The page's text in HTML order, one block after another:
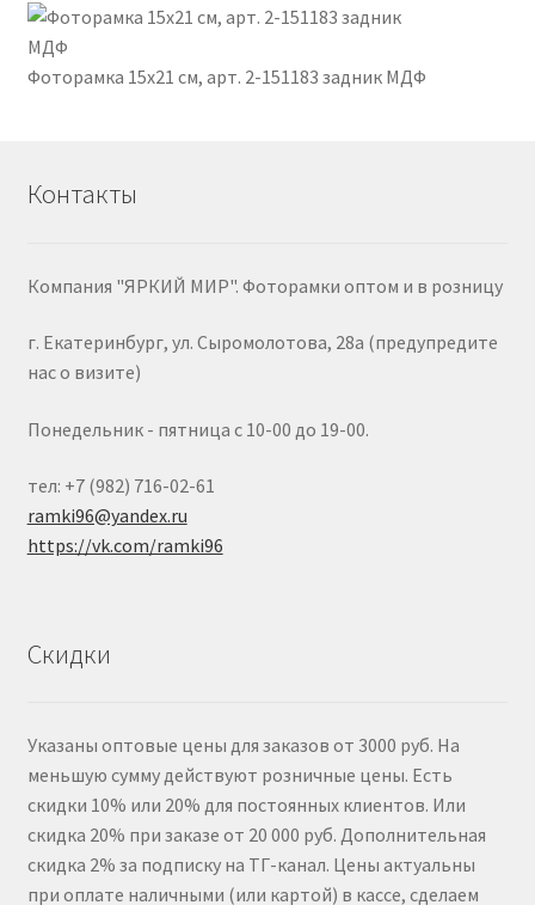
Фоторамка 15х21 см, арт. 2-151183 задник МДФ
Контакты
Компания "ЯРКИЙ МИР". Фоторамки оптом и в розницу
г. Екатеринбург, ул. Сыромолотова, 28а (предупредите
нас о визите)
Понедельник - пятница с 10-00 до 19-00.
тел: +7 (982) 716-02-61
ramki96@yandex.ru
https://vk.com/ramki96
Скидки
Указаны оптовые цены для заказов от 3000 руб. На
меньшую сумму действуют розничные цены. Есть
скидки 10% или 20% для постоянных клиентов. Или
скидка 20% при заказе от 20 000 руб. Дополнительная
скидка 2% за подписку на ТГ-канал. Цены актуальны
при оплате наличными (или картой) в кассе, сделаем